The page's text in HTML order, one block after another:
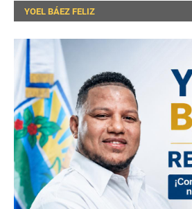
YOEL BÁEZ FELIZ